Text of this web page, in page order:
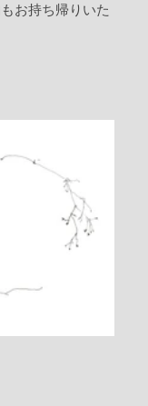
お持ち帰りいた